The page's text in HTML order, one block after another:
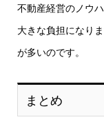
不動産経営のノウ
大きな負担になり
が多いのです。
まとめ